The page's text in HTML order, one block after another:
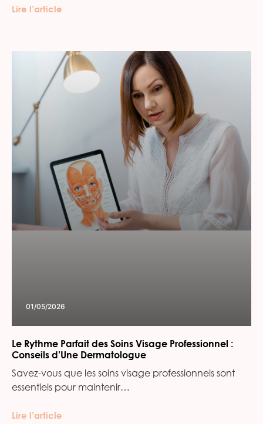
Lire l’article
01/05/2026
Le Rythme Parfait des Soins Visage Professionnel :
Conseils d’Une Dermatologue
Savez-vous que les soins visage professionnels sont
essentiels pour maintenir…
Lire l’article